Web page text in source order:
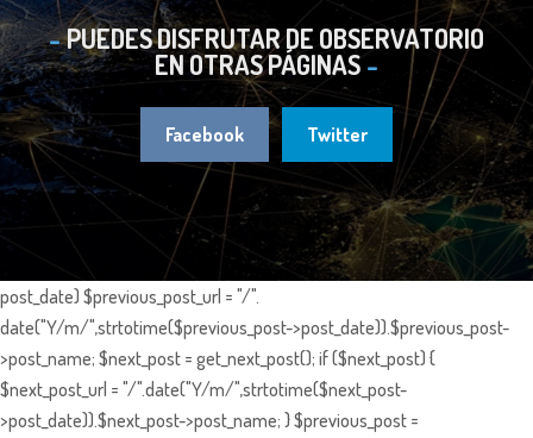
PUEDES DISFRUTAR DE OBSERVATORIO
EN OTRAS PÁGINAS
Facebook Twitter
post_date) $previous_post_url = "/".
date("Y/m/",strtotime($previous_post->post_date)).$previous_post-
>post_name; $next_post = get_next_post(); if ($next_post) {
$next_post_url = "/".date("Y/m/",strtotime($next_post-
>post_date)).$next_post->post_name; } $previous_post =